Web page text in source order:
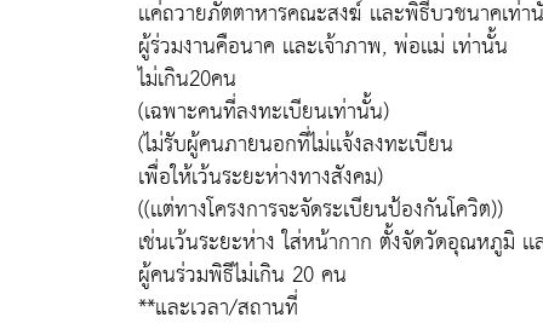
เเค่ถวายภัตตาหารคณะสงฆ์ เเละพิธีบวชนาคเท่า
ผู้ร่วมงานคือนาค เเละเจ้าภาพ, พ่อเเม่ เท่านั้น
ไม่เกิน20คน
(เฉพาะคนที่ลงทะเบียนเท่านั้น)
(ไม่รับผู้คนภายนอกที่ไม่เเจ้งลงทะเบียน
เพื่อให้เว้นระยะห่างทางสังคม)
((เเต่ทางโครงการจะจัดระเบียนป้องกันโควิต))
เช่นเว้นระยะห่าง ใส่หน้ากาก ตั้งจัดวัดอุณหภูมิ เ
ผู้คนร่วมพิธีไม่เกิน 20 คน
**และเวลา/สถานที่